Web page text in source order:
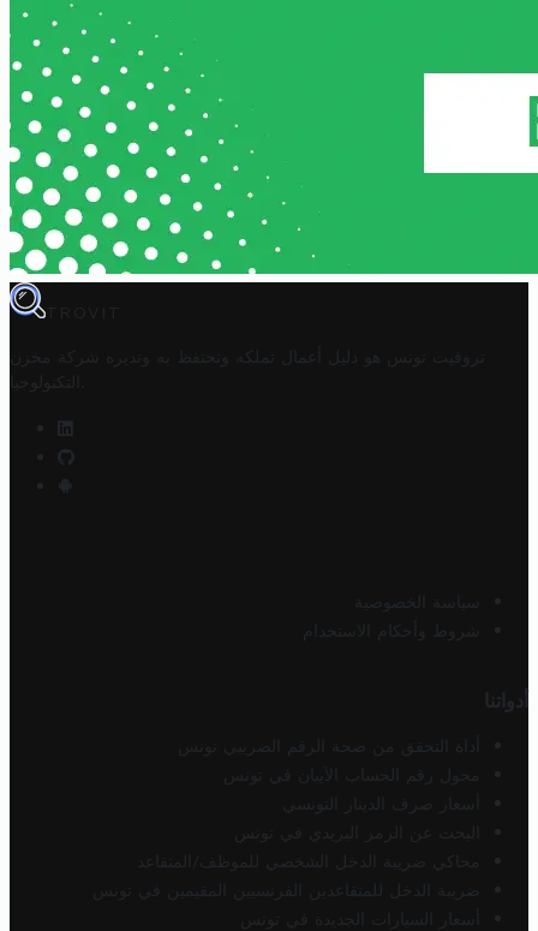
TROVIT
تروفيت تونس هو دليل أعمال تملكه وتحتفظ به وتديره
شركة مخزن
التكنولوجيا
سياسة الخصوصية
شروط وأحكام الاستخدام
أدواتنا
أداة التحقق من صحة الرقم الضريبي تونس
محول رقم الحساب الآيبان في تونس
أسعار صرف الدينار التونسي
البحث عن الرمز البريدي في تونس
محاكي ضريبة الدخل الشخصي للموظف/المتقاعد
ضريبة الدخل للمتقاعدين الفرنسيين المقيمين في تونس
أسعار السيارات الجديدة في تونس